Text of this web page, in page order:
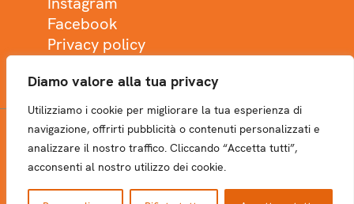
Diamo valore alla tua privacy
Utilizziamo i cookie per migliorare la tua esperienza di
navigazione, offrirti pubblicità o contenuti personalizzati e
analizzare il nostro traffico. Cliccando “Accetta tutti”,
acconsenti al nostro utilizzo dei cookie.
Facebook
Privacy policy
NEWSLETTER